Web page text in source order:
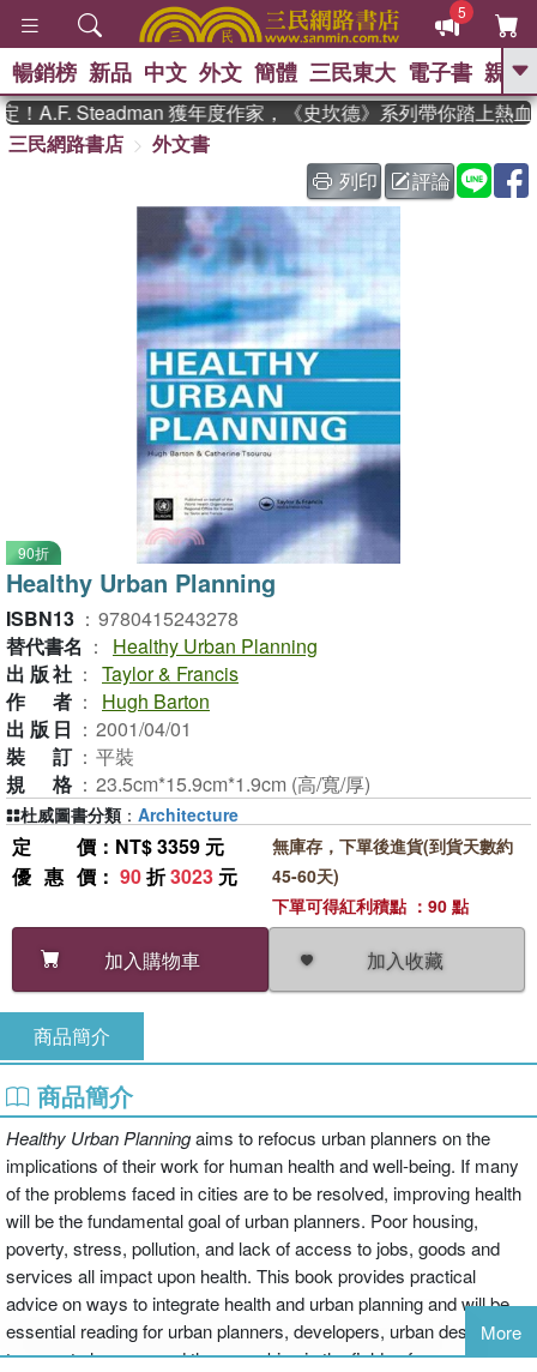
5
GO
The Odyssey 、 父親節 、 如果歷
史是一群喵 、 暑期推薦 、 國際布克
獎 臺灣漫遊錄
登輝時代
、 數學女孩：黎曼猜想
偉大的迷走神經
暢銷榜 新品 中文 外文 簡體 三民東大 電子書 親子
A.F. Steadman 獲年度作家，《史坎德》系列帶你踏上熱血
三民網路書店
外文書
列印
評論
90折
Healthy Urban Planning
ISBN13 ： 9780415243278
替代書名 ：
Healthy Urban Planning
出版社 ： Taylor & Francis
作者 ：
Hugh Barton
出版日 ： 2001/04/01
裝訂 ： 平裝
規格 ： 23.5cm*15.9cm*1.9cm (高/寬/厚)
定價 ：NT$ 3359 元
優惠價 ： 90折3023 元
加入購物車 加入收藏
無庫存，下單後進貨(到貨天數約
45-60天)
下單可得紅利積點 ：90 點
杜威圖書分類 ： Architecture
商品簡介
商品簡介
Healthy Urban Planningaims to refocus urban planners on the
implications of their work for human health and well-being. If many
of the problems faced in cities are to be resolved, improving health
will be the fundamental goal of urban planners. Poor housing,
poverty, stress, pollution, and lack of access to jobs, goods and
services all impact upon health. This book provides practical
advice on ways to integrate health and urban planning and will be
essential reading for urban planners, developers, urban designers,
transport planners, and those working in the fields of regeneration
More